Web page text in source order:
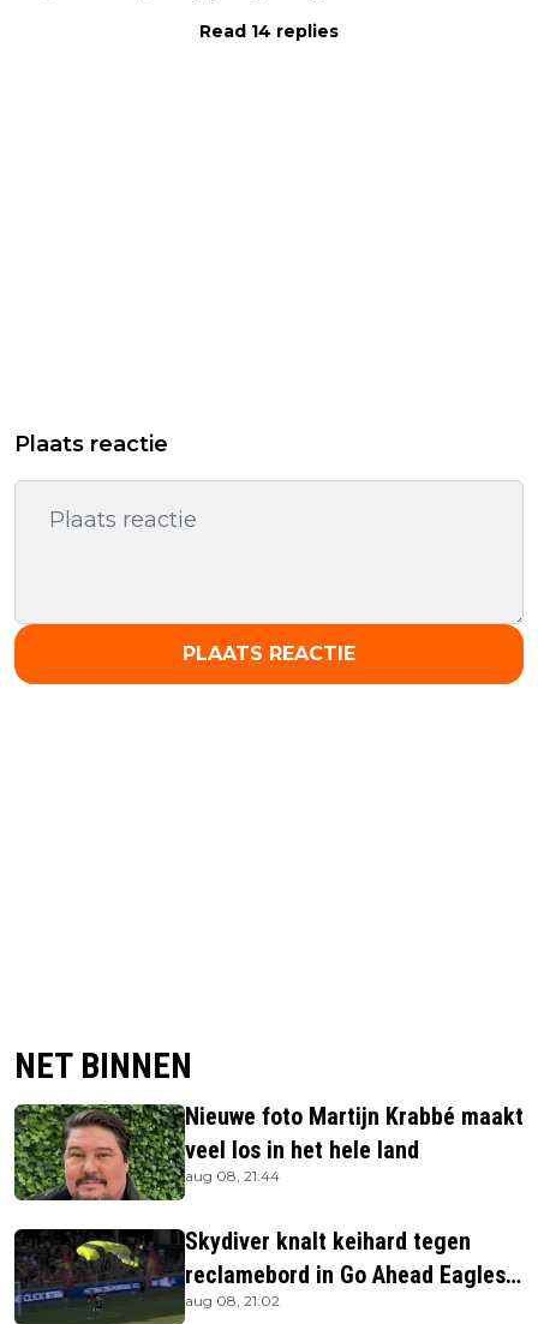
Read 14 replies
Plaats reactie
PLAATS REACTIE
NET BINNEN
Nieuwe foto Martijn Krabbé maakt
veel los in het hele land
aug 08, 21:44
Skydiver knalt keihard tegen
reclamebord in Go Ahead Eagles-
stadion
aug 08, 21:02